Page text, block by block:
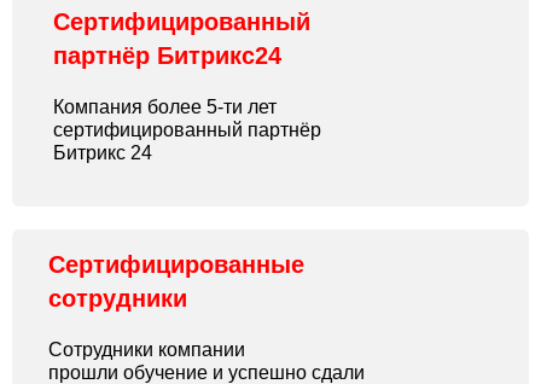
Сертифицированный
партнёр Битрикс24
Компания более 5-ти лет
сертифицированный партнёр
Битрикс 24
Сертифицированные
сотрудники
Сотрудники компании
прошли обучение и успешно сдали